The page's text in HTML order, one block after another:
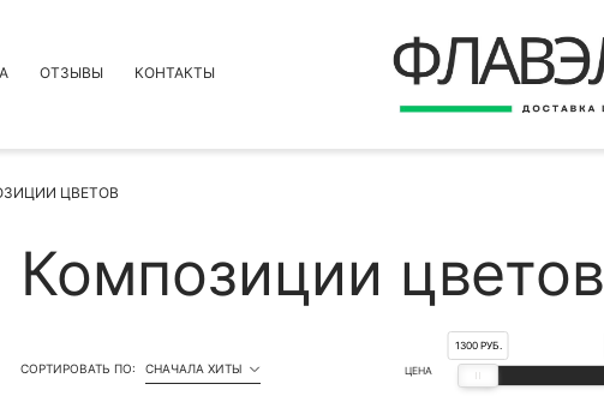
ОТЗЫВЫ КОНТАКТЫ
ЦВЕТОВ
Композиции цветов
СОРТИРОВАТЬ ПО: СНАЧАЛА ХИТЫ ЦЕНА
1300 РУБ.
ВЕРНУТЬСЯ